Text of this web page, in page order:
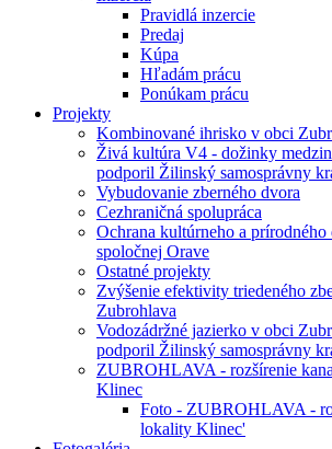
Pravidlá inzercie
Predaj
Kúpa
Hľadám prácu
Ponúkam prácu
Projekty
Kombinované ihrisko v obci
Živá kultúra V4 - dožinky
podporil Žilinský samosprávny
Vybudovanie zberného dvora
Cezhraničná spolupráca
Ochrana kultúrneho a prírodného
spoločnej Orave
Ostatné projekty
Zvýšenie efektivity triedeného
Zubrohlava
Vodozádržné jazierko v obci
podporil Žilinský samosprávny
ZUBROHLAVA - rozšírenie
Klinec
Foto - ZUBROHLAVA -
lokality Klinec'